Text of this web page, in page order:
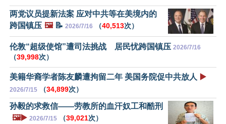
两党议员提新法案 应对中共等在美境内的
跨国镇压 🖼️📝 2026/7/16 （40,513次）
伦敦“超级使馆”遭司法挑战 居民忧跨国镇压 2026/7/16
（39,998次）
美籍华裔学者陈友麟遭拘留二年 美国务院促中共放人 ▶️
2026/7/15 （34,899次）
孙毅的求救信——劳教所的血汗奴工和酷刑
🖼️▶️ 2026/7/15 （39,021次）